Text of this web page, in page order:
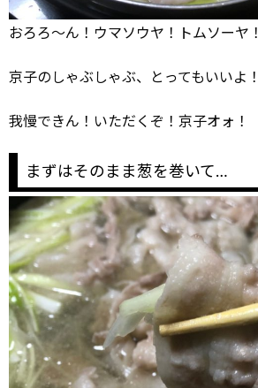
おろろ～ん！ウマソウヤ！トムソーヤ！
京子のしゃぶしゃぶ、とってもいいよ！
我慢できん！いただくぞ！京子オォ！
まずはそのまま葱を巻いて…